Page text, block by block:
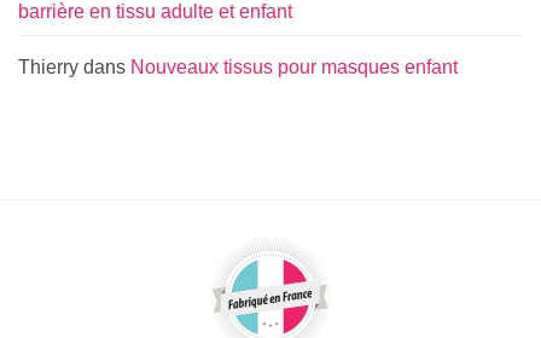
barrière en tissu adulte et enfant
Thierry dans Nouveaux tissus pour masques enfant